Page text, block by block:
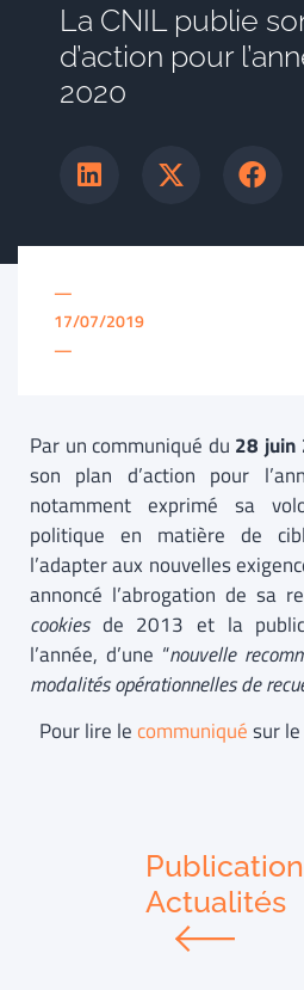
La CNIL publie
d’action pour
2020
—
17/07/2019
—
Par un communiqué du 28 juin
son plan d’action pour
notamment exprimé sa
politique en matière de
l’adapter aux nouvelles
annoncé l’abrogation de sa
cookiesde 2013 et la
l’année, d’une “nouvelle
modalités opérationnelles de
Pour lire lecommuniquésur
Actualités